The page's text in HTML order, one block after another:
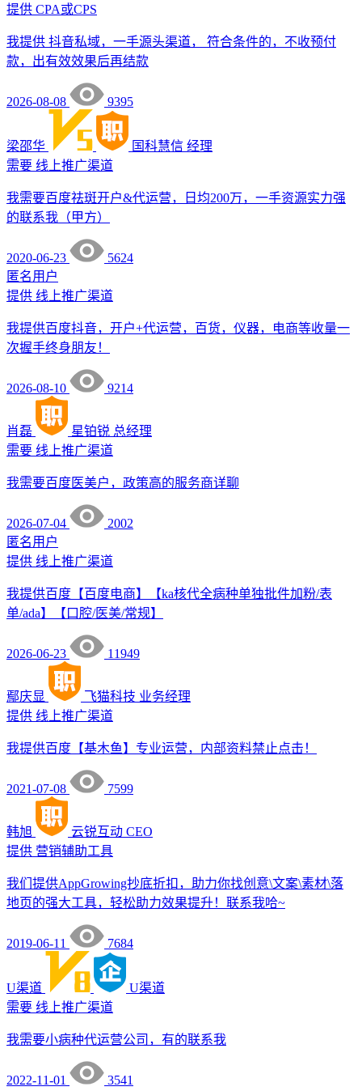
提供 CPA或CPS
我提供 抖音私域，一手源头渠道， 符合条件的，不收预付
款，出有效效果后再结款
2026-08-08 9395
梁邵华 国科慧信 经理
需要 线上推广渠道
我需要百度祛斑开户&代运营，日均200万，一手资源实力强
的联系我（甲方）
2020-06-23
5624
匿名用户
提供 线上推广渠道
我提供百度抖音，开户+代运营，百货，仪器，电商等收量一
次握手终身朋友！
2026-08-10 9214
肖磊 星铂锐 总经理
需要 线上推广渠道
我需要百度医美户，政策高的服务商详聊
2026-07-04
2002
匿名用户
提供 线上推广渠道
我提供百度【百度电商】【ka核代全病种单独批件加粉/表
单/ada】【口腔/医美/常规】
2026-06-23 11949
鄢庆显 飞猫科技 业务经理
提供 线上推广渠道
我提供百度【基木鱼】专业运营，内部资料禁止点击！
2021-07-08 7599
韩旭 云锐互动 CEO
提供 营销辅助工具
我们提供AppGrowing抄底折扣，助力你找创意\文案\素材\落
地页的强大工具，轻松助力效果提升！联系我哈~
2019-06-11 7684
U渠道
U渠道
需要 线上推广渠道
我需要小病种代运营公司，有的联系我
2022-11-01
3541